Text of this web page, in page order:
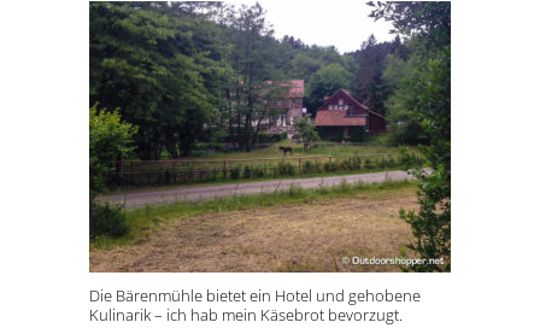
Die Bärenmühle bietet ein Hotel und gehobene
Kulinarik – ich hab mein Käsebrot bevorzugt.